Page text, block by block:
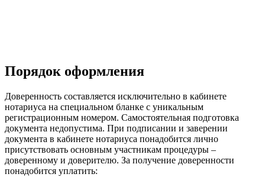
Порядок оформления
Доверенность составляется исключительно в кабинете
нотариуса на специальном бланке с уникальным
регистрационным номером. Самостоятельная подготовка
документа недопустима. При подписании и заверении
документа в кабинете нотариуса понадобится лично
присутствовать основным участникам процедуры –
доверенному и доверителю. За получение доверенности
понадобится уплатить: